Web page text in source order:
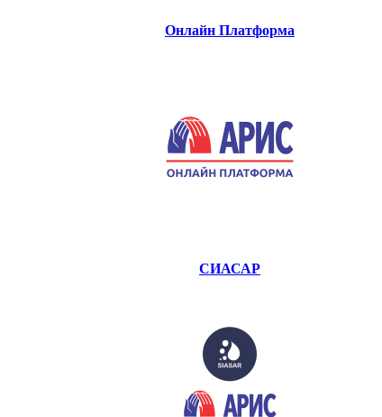
Онлайн Платформа
СИАСАР